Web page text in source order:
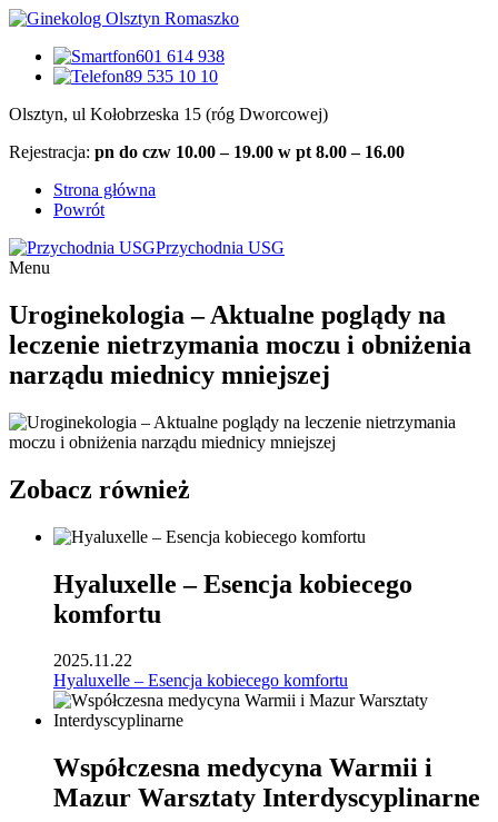
601 614 938
89 535 10 10
Olsztyn, ul Kołobrzeska 15 (róg Dworcowej)
Rejestracja: pn do czw 10.00 – 19.00 w pt 8.00 – 16.00
Strona główna
Powrót
Przychodnia USG
Menu
Uroginekologia – Aktualne poglądy na
leczenie nietrzymania moczu i obniżenia
narządu miednicy mniejszej
Zobacz również
Hyaluxelle – Esencja kobiecego
komfortu
2025.11.22
Hyaluxelle – Esencja kobiecego komfortu
Współczesna medycyna Warmii i
Mazur Warsztaty Interdyscyplinarne